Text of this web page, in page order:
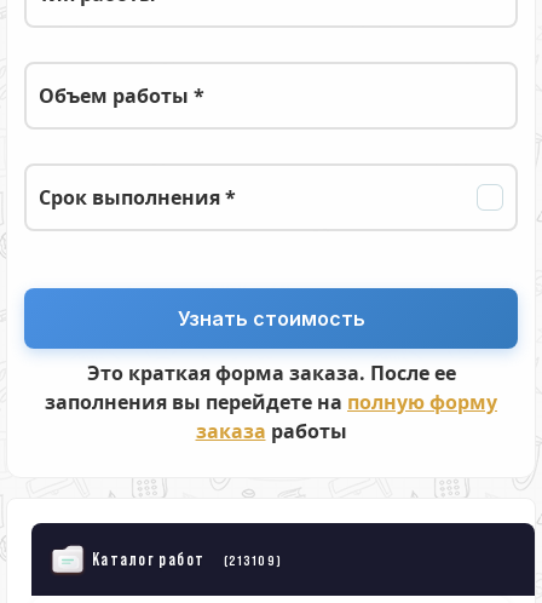
Объем работы *
Срок выполнения *
Это краткая форма заказа. После ее
заполнения вы перейдете на полную форму
заказа работы
Каталог работ (213109)